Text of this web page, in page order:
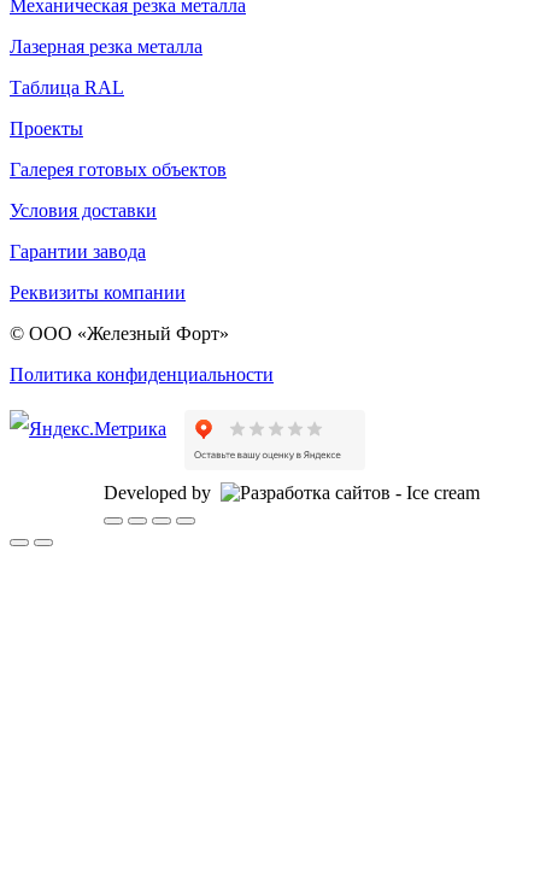
Механическая резка металла
Лазерная резка металла
Таблица RAL
Проекты
Галерея готовых объектов
Условия доставки
Гарантии завода
Реквизиты компании
© ООО «Железный Форт»
Политика конфиденциальности
Developed by